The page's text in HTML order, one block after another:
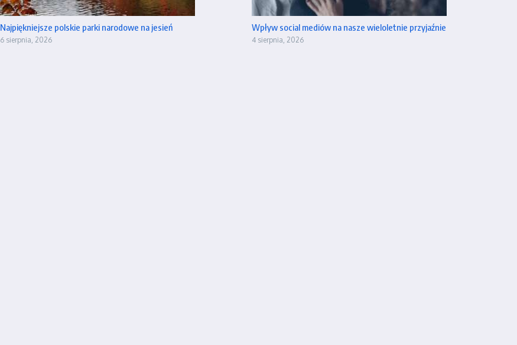
Najpiękniejsze polskie parki narodowe na jesień
6 sierpnia, 2026
Wpływ social mediów na nasze wieloletnie przyjaźnie
4 sierpnia, 2026